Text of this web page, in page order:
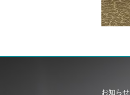
お知らせ